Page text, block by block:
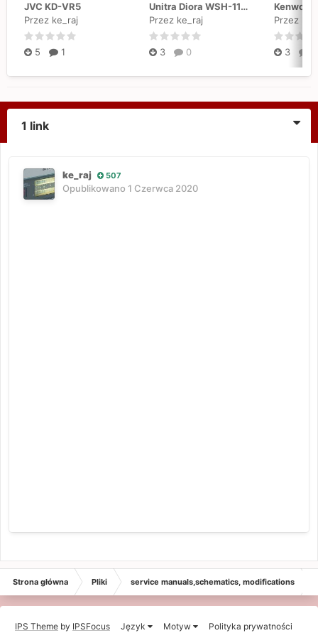
JVC KD-VR5
Przez ke_raj
5 1
Unitra Diora WSH-110, WSH-111, WSH-402 "Kleopatra 2"
Przez ke_raj
3 0
Przez
3
1 link
ke_raj 507
Opublikowano 1 Czerwca 2020
Strona główna Pliki service manuals,schematics, modifications
IPS Theme by IPSFocus Język Motyw Polityka prywatności